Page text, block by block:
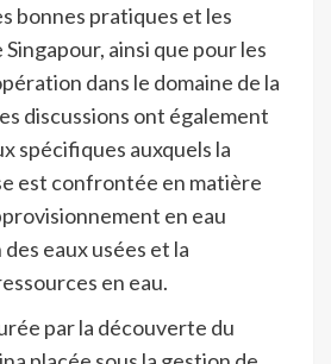
bonnes pratiques et les
ainsi que pour les
dans le domaine de la
discussions ont également
spécifiques auxquels la
est confrontée en matière
en eau
eaux usées et la
en eau.
par la découverte du